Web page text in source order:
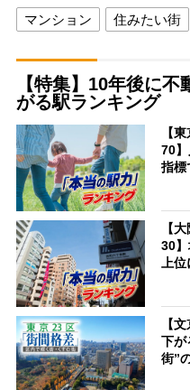
マンション 住みたい街
【特集】10年後に
がる駅ランキング
【
70
指標
【
30
上
【
下が
街”